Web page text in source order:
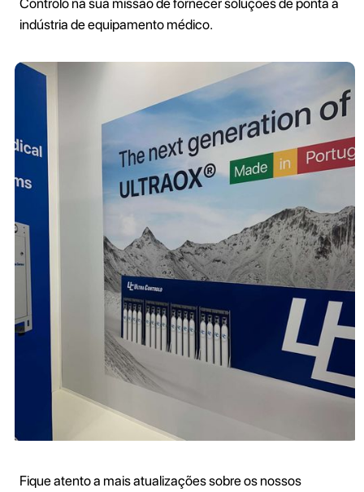
indústria de equipamento médico.
Fique atento a mais atualizações sobre os nossos